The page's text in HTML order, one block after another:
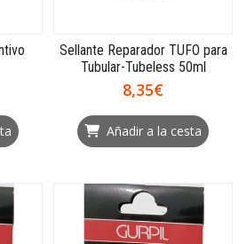
Sellante Reparador TUFO para
Tubular-Tubeless 50ml
8,35€
Añadir a la cesta